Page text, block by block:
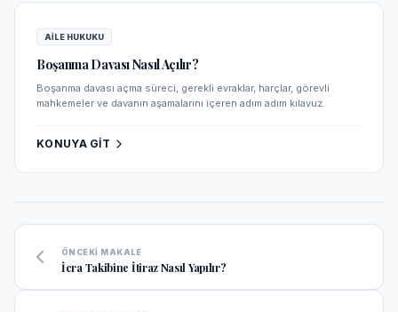
AILE HUKUKU
Boşanma Davası Nasıl Açılır?
Boşanma davası açma süreci, gerekli evraklar, harçlar, görevli
mahkemeler ve davanın aşamalarını içeren adım adım kılavuz.
KONUYA GIT
ÖNCEKI MAKALE
İcra Takibine İtiraz Nasıl Yapılır?